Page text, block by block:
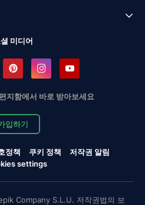
미디어
지함에서 바로 받아보세요
입하기
정책 쿠키 정책
저작권 알림
settings
Company S.L.U. 저작권법의 보